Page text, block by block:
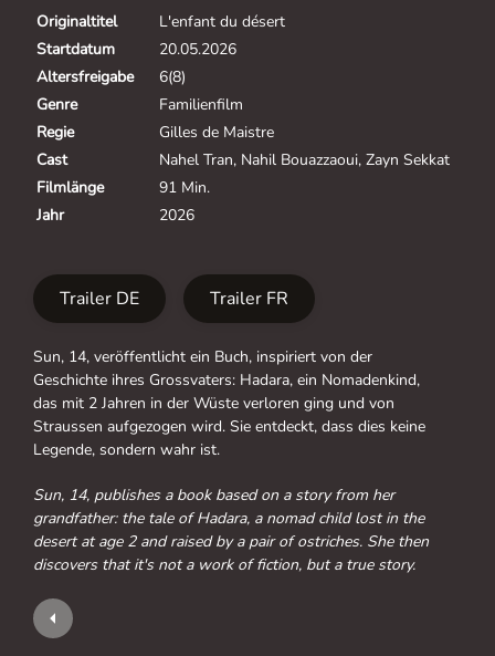
Originaltitel
L'enfant du désert
Startdatum
20.05.2026
Altersfreigabe
6(8)
Genre
Familienfilm
Regie
Gilles de Maistre
Cast
Nahel Tran, Nahil Bouazzaoui, Zayn Sekkat
Filmlänge
91 Min.
Jahr
2026
Trailer DE Trailer FR
Sun, 14, veröffentlicht ein Buch, inspiriert von der
Geschichte ihres Grossvaters: Hadara, ein Nomadenkind,
das mit 2 Jahren in der Wüste verloren ging und von
Straussen aufgezogen wird. Sie entdeckt, dass dies keine
Legende, sondern wahr ist.
Sun, 14, publishes a book based on a story from her
grandfather: the tale of Hadara, a nomad child lost in the
desert at age 2 and raised by a pair of ostriches. She then
discovers that it's not a work of fiction, but a true story.